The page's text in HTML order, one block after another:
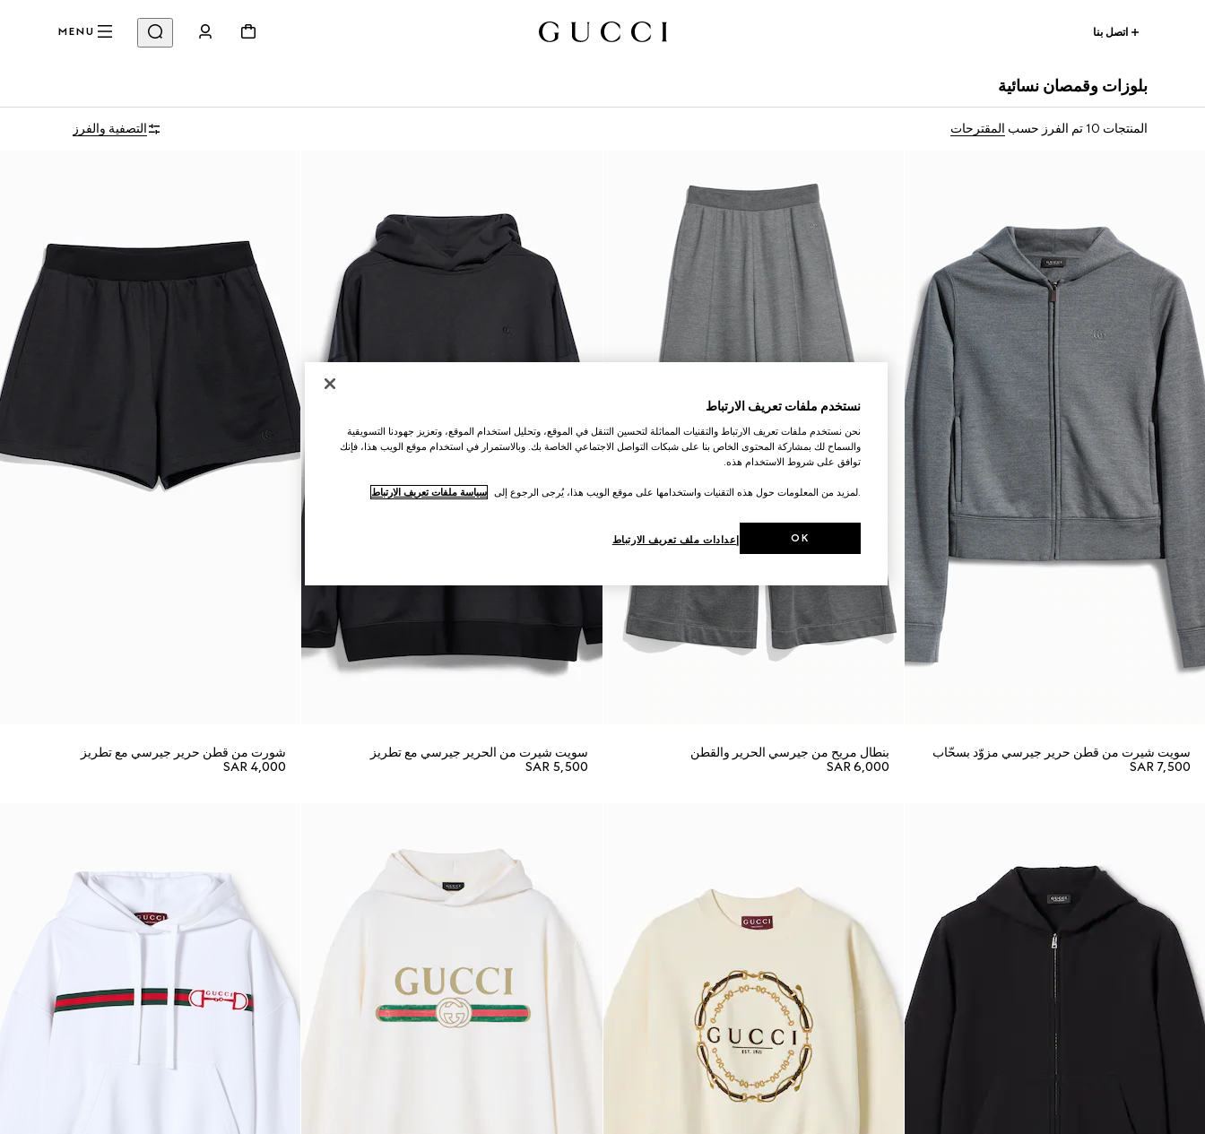
اتصل بنا MENU
بلوزات وقمصان نسائية
المنتجات 10 تم الفرز حسب المقترحات التصفية والفرز
سويت شيرت من قطن حرير جيرسي مزوّد بسحّاب
SAR 7,500
بنطال مريح من جيرسي الحرير والقطن
SAR 6,000
سويت شيرت من الحرير جيرسي مع تطريز
SAR 5,500
شورت من قطن حرير جيرسي مع تطريز
SAR 4,000
نستخدم ملفات تعريف الارتباط
نحن نستخدم ملفات تعريف الارتباط والتقنيات المماثلة لتحسين التنقل في الموقع، وتحليل استخدام الموقع، وتعزيز جهودنا التسويقية
والسماح لك بمشاركة المحتوى الخاص بنا على شبكات التواصل الاجتماعي الخاصة بك. وبالاستمرار في استخدام موقع الويب هذا، فإنك
توافق على شروط الاستخدام هذه.
.لمزيد من المعلومات حول هذه التقنيات واستخدامها على موقع الويب هذا، يُرجى الرجوع إلى سياسة ملفات تعريف الارتباط
إعدادات ملف تعريف الارتباط OK